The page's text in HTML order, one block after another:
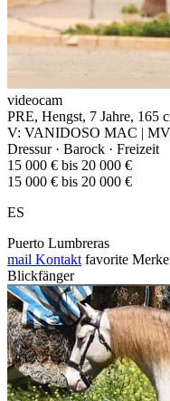
videocam
PRE, Hengst, 7 Jahre, 165
V: VANIDOSO MAC |
Dressur · Barock · Freizeit
15 000 € bis 20 000 €
15 000 € bis 20 000 €
ES
Puerto Lumbreras
mail Kontakt favorite
Blickfänger